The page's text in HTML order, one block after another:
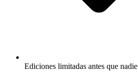
Ediciones limitadas antes que nadie